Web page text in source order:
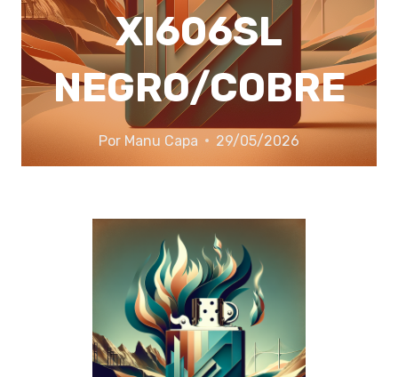
XI606SL
NEGRO/COBRE
Por Manu Capa 29/05/2026